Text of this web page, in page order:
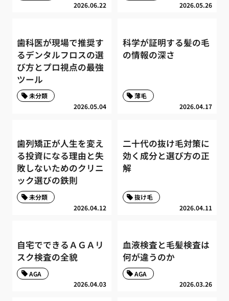
2026.06.22 2026.05.26
歯科医が現場で推奨す
るデンタルフロスの選
び方とプロ視点の最強
ツール
2026.05.04
未分類
科学が証明する髪の毛
の情報の深さ
2026.04.17
薄毛
歯列矯正が人生を変え
る投資になる理由と失
敗しないためのクリニ
ック選びの鉄則
2026.04.12
未分類
二十代の抜け毛対策に
効く成分と選び方の正
解
2026.04.11
抜け毛
自宅でできるＡＧＡリ
スク検査の全貌
2026.04.03
AGA
血液検査と毛髪検査は
何が違うのか
2026.03.26
AGA